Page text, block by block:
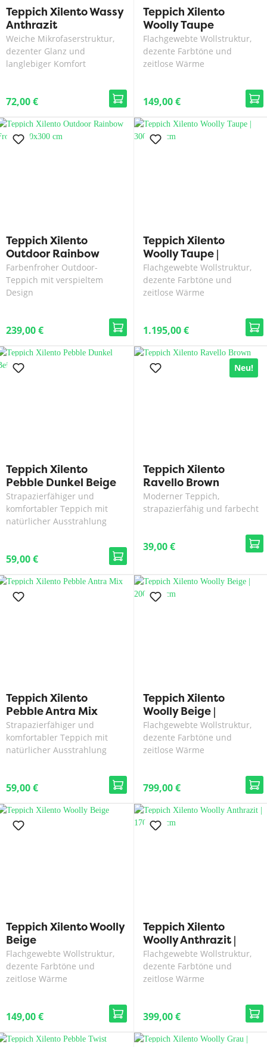
Teppich Xilento Wassy
Anthrazit
Weiche Mikrofaserstruktur,
dezenter Glanz und
langlebiger Komfort
72,00 €
Teppich Xilento
Woolly Taupe
Flachgewebte Wollstruktur,
dezente Farbtöne und
zeitlose Wärme
149,00 €
Teppich Xilento
Outdoor Rainbow
Frost | 200x300 cm
Farbenfroher Outdoor-
Teppich mit verspieltem
Design
239,00 €
Teppich Xilento
Woolly Taupe |
300x400 cm
Flachgewebte Wollstruktur,
dezente Farbtöne und
zeitlose Wärme
1.195,00 €
Teppich Xilento
Pebble Dunkel Beige
Strapazierfähiger und
komfortabler Teppich mit
natürlicher Ausstrahlung
59,00 €
Neu!
Teppich Xilento
Ravello Brown
Moderner Teppich,
strapazierfähig und farbecht
39,00 €
Teppich Xilento
Pebble Antra Mix
Strapazierfähiger und
komfortabler Teppich mit
natürlicher Ausstrahlung
59,00 €
Teppich Xilento
Woolly Beige |
200x300 cm
Flachgewebte Wollstruktur,
dezente Farbtöne und
zeitlose Wärme
799,00 €
Teppich Xilento Woolly
Beige
Flachgewebte Wollstruktur,
dezente Farbtöne und
zeitlose Wärme
149,00 €
Teppich Xilento
Woolly Anthrazit |
170x230 cm
Flachgewebte Wollstruktur,
dezente Farbtöne und
zeitlose Wärme
399,00 €